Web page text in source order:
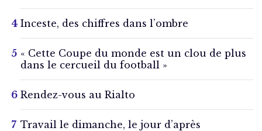
Inceste, des chiffres dans l’ombre
« Cette Coupe du monde est un clou de plus
dans le cercueil du football »
Rendez-vous au Rialto
Travail le dimanche, le jour d’après